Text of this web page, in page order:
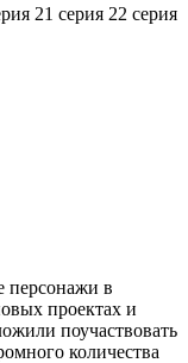
21 серия 22 серия
персонажи в
проектах и
поучаствовать
количества